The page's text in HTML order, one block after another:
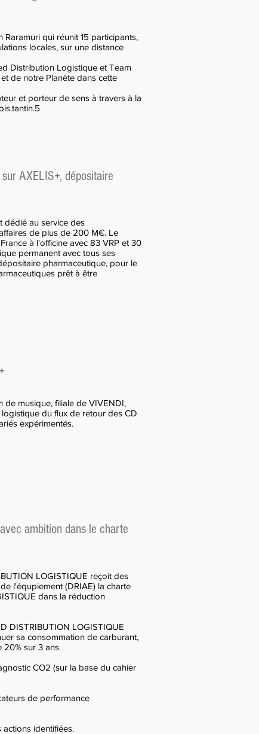
Raramuri qui réunit 15 participants,
locales, sur une distance
Distribution Logistique et Team
de notre Planète dans cette
et porteur de sens à travers à la
AXELIS+, dépositaire
dédié au service des
de plus de 200 M€. Le
à l'officine avec 83 VRP et 30
permanent avec tous ses
pharmaceutique, pour le
prêt à être
de musique, filiale de VIVENDI,
du flux de retour des CD
expérimentés.
ambition dans le charte
LOGISTIQUE reçoit des
l'équpiement (DRIAE) la charte
dans la réduction
DISTRIBUTION LOGISTIQUE
sa consommation de carburant,
20% sur 3 ans.
CO2 (sur la base du cahier
de performance
identifiées.